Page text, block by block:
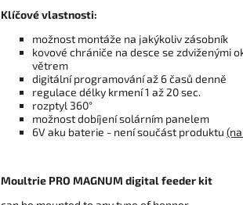
Klíčové vlastnosti:
možnost montáže na jakýkoliv zásobník
kovové chrániče na desce se zdviženými
větrem
digitální programování až 6 časů denně
regulace délky krmení 1 až 20 sec.
rozptyl 360°
možnost dobíjení solárním panelem
6V aku baterie - není součást produktu
Moultrie PRO MAGNUM digital feeder kit